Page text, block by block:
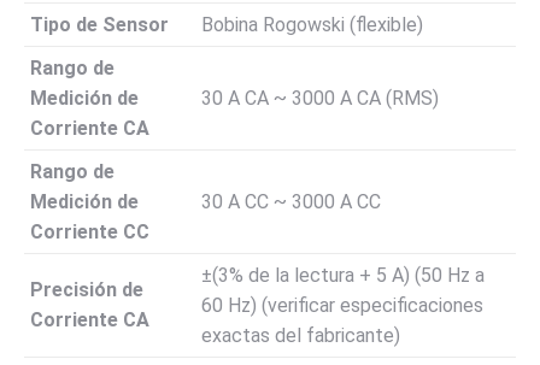
Tipo de Sensor
Bobina Rogowski (flexible)
Rango de
Medición de
Corriente CA
30 A CA ~ 3000 A CA (RMS)
Rango de
Medición de
Corriente CC
30 A CC ~ 3000 A CC
Precisión de
Corriente CA
±(3% de la lectura + 5 A) (50 Hz a
60 Hz) (verificar especificaciones
exactas del fabricante)